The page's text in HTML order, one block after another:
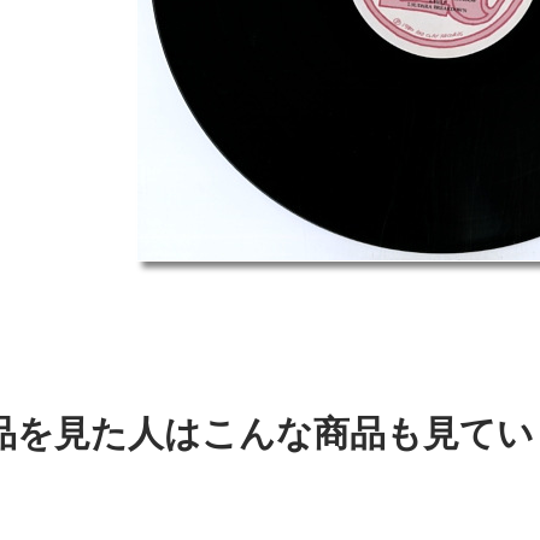
を見た人はこんな商品も見て